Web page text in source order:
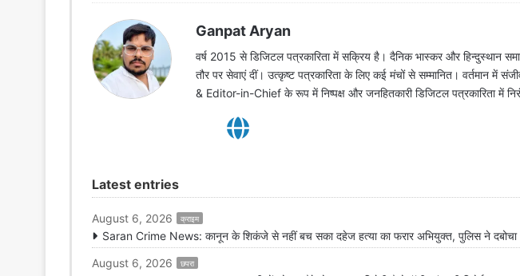
Ganpat Aryan
वर्ष 2015 से डिजिटल पत्रकारिता में सक्रिय है। दैनिक भास्कर और हिन्दुस्थान
तौर पर सेवाएं दीं। उत्कृष्ट पत्रकारिता के लिए कई मंचों से सम्मानित। वर्तमान में
& Editor-in-Chief के रूप में निष्पक्ष और जनहितकारी डिजिटल पत्रकारिता में
Latest entries
August 6, 2026 क्राइम
Saran Crime News: कानून के शिकंजे से नहीं बच सका दहेज हत्या का फरार अभियुक्त, पुलिस ने दबोचा
August 6, 2026
छपरा